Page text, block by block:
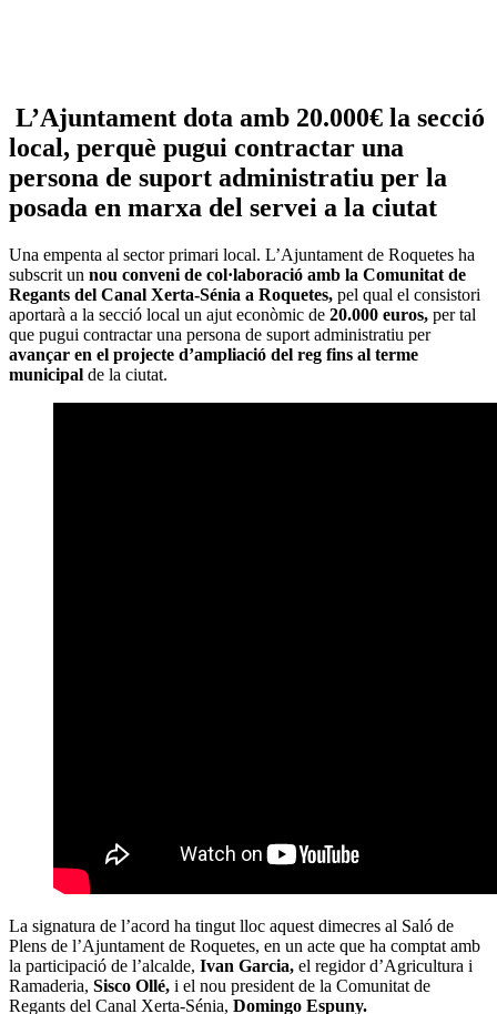
L’Ajuntament dota amb 20.000€ la secció
local, perquè pugui contractar una
persona de suport administratiu per la
posada en marxa del servei a la ciutat
Una empenta al sector primari local. L’Ajuntament de Roquetes ha
subscrit un nou conveni de col·laboració amb la Comunitat de
Regants del Canal Xerta-Sénia a Roquetes, pel qual el consistori
aportarà a la secció local un ajut econòmic de 20.000 euros, per tal
que pugui contractar una persona de suport administratiu per
avançar en el projecte d’ampliació del reg fins al terme
municipal de la ciutat.
La signatura de l’acord ha tingut lloc aquest dimecres al Saló de
Plens de l’Ajuntament de Roquetes, en un acte que ha comptat amb
la participació de l’alcalde, Ivan Garcia, el regidor d’Agricultura i
Ramaderia, Sisco Ollé, i el nou president de la Comunitat de
Regants del Canal Xerta-Sénia, Domingo Espuny.